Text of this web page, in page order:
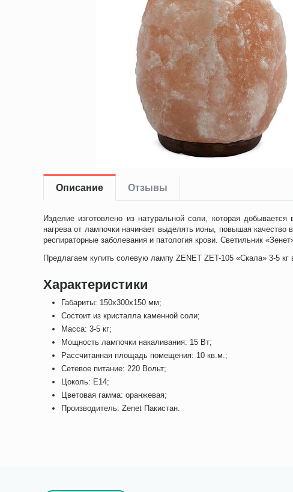
Описание Отзывы
Изделие изготовлено из натуральной соли, которая
нагрева от лампочки начинает выделять ионы, повышая
респираторные заболевания и патология крови. Светильник
Предлагаем купить солевую лампу ZENET ZET-105 «Скала» 3-5
Характеристики
Габариты: 150х300х150 мм;
Состоит из кристалла каменной соли;
Масса: 3-5 кг;
Мощность лампочки накаливания: 15 Вт;
Рассчитанная площадь помещения: 10 кв.м.;
Сетевое питание: 220 Вольт;
Цоколь: E14;
Цветовая гамма: оранжевая;
Производитель: Zenet Пакистан.